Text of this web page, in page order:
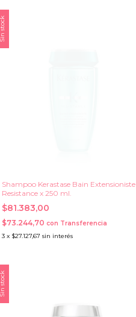
Sin stock
Shampoo Kerastase Bain Extensioniste
Resistance x 250 ml.
$81.383,00
$73.244,70 con Transferencia
3 x $27.127,67 sin interés
Sin stock